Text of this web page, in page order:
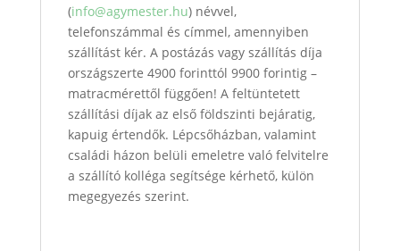
(info@agymester.hu) névvel,
telefonszámmal és címmel, amennyiben
szállítást kér. A postázás vagy szállítás díja
országszerte 4900 forinttól 9900 forintig –
matracmérettől függően! A feltüntetett
szállítási díjak az első földszinti bejáratig,
kapuig értendők. Lépcsőházban, valamint
családi házon belüli emeletre való felvitelre
a szállító kolléga segítsége kérhető, külön
megegyezés szerint.